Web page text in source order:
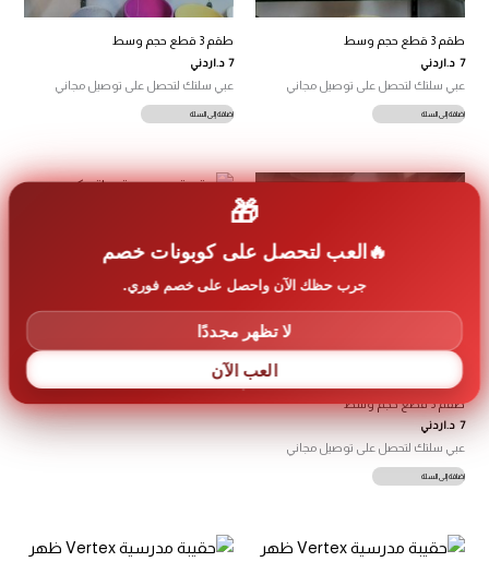
طقم 3 قطع حجم وسط
7 د.اردني
عبي سلتك لتحصل على توصيل مجاني
إضافة إلى السلة
طقم 3 قطع حجم وسط
7 د.اردني
عبي سلتك لتحصل على توصيل مجاني
إضافة إلى السلة
طقم 3 قطع حجم وسط
7 د.اردني
عبي سلتك لتحصل على توصيل مجاني
إضافة إلى السلة
قطع
14 د.اردني
خصم 20% على حقائب VERTEX الاصلية
إضافة إلى السلة
🎁
العب لتحصل على كوبونات خصم
جرب حظك الآن واحصل على خصم فوري.
لا تظهر مجددًا
العب الآن